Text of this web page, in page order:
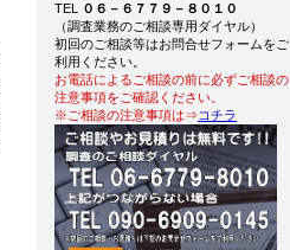
TEL
０６－６７７９－８０１０
（調査業務のご相談専用ダイヤル）
初回のご相談等はお問合せフォームをご
利用ください。
お電話によるご相談の前に必ずご相談の
注意事項をご確認ください。
※ご相談の注意事項は⇒ コチラ